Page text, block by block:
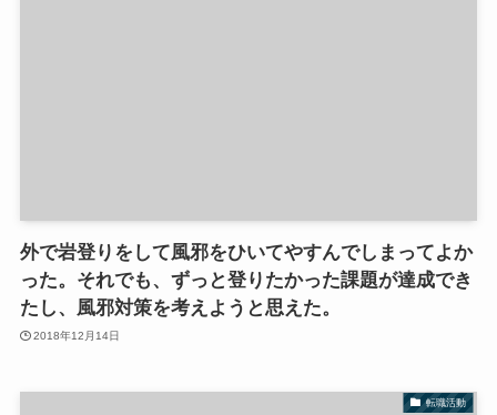
外で岩登りをして風邪をひいてやすんでしまってよか
った。それでも、ずっと登りたかった課題が達成でき
たし、風邪対策を考えようと思えた。
2018年12月14日
転職活動